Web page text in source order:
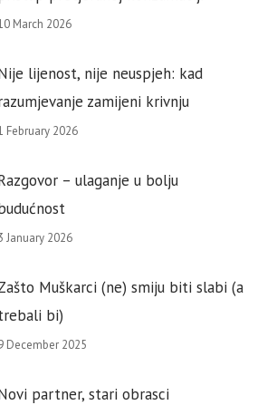
March 2026
lijenost, nije neuspjeh: kad
zamijeni krivnju
February 2026
– ulaganje u bolju
January 2026
Muškarci (ne) smiju biti slabi (a
bi)
December 2025
partner, stari obrasci